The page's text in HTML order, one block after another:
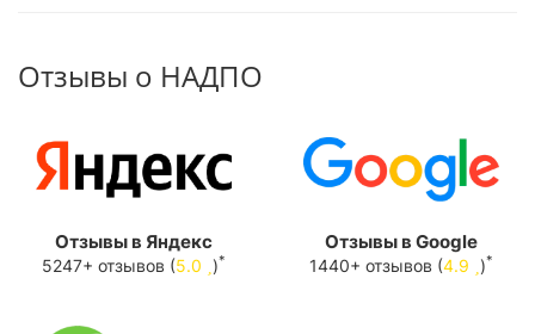
Отзывы о НАДПО
Отзывы в Яндекс
5247+ отзывов (5.0 )*
Отзывы в Google
1440+ отзывов (4.9 )*